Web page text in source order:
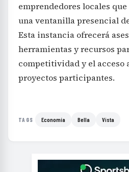
emprendedores locales
una ventanilla presencial
Esta instancia ofrecerá
herramientas y recursos
competitividad y el acceso
proyectos participantes.
TAGS Economía Bella Vista